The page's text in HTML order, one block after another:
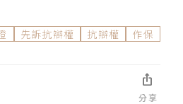
先訴抗辯權 抗辯權 作保
分享
